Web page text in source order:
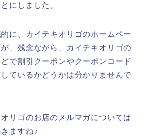
にしました。
に、カイテキオリゴのホームペー
、残念ながら、カイテキオリゴの
で割引クーポンやクーポンコード
ているかどうかは分かりませんで
リゴのお店のメルマガについては
ますね♪